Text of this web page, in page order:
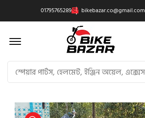
01795765289 bikebazar.co@gmail.com
Offcanvas Menu Open